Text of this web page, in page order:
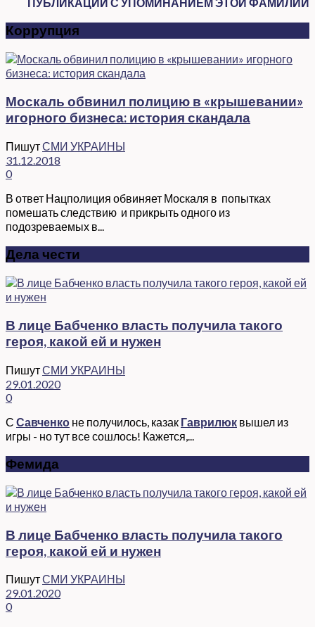
Коррупция
Москаль обвинил полицию в «крышевании»
игорного бизнеса: история скандала
ПишутСМИ УКРАИНЫ
31.12.2018
0
В ответ Нацполиция обвиняет Москаля в попытках
помешать следствию и прикрыть одного из
подозреваемых в...
Дела чести
В лице Бабченко власть получила такого
героя, какой ей и нужен
ПишутСМИ УКРАИНЫ
29.01.2020
0
С Савченко не получилось, казак Гаврилюк вышел из
игры - но тут все сошлось! Кажется,...
Фемида
В лице Бабченко власть получила такого
героя, какой ей и нужен
ПишутСМИ УКРАИНЫ
29.01.2020
0